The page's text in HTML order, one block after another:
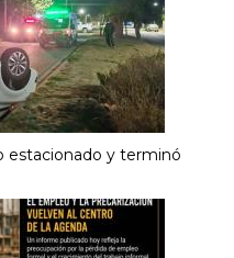
estacionado y terminó